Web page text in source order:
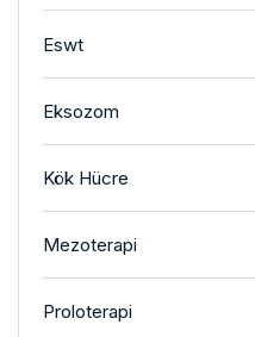
Eswt
Eksozom
Kök Hücre
Mezoterapi
Proloterapi